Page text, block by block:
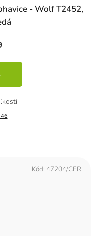
- Wolf T2452,
Kód: 47204/CER